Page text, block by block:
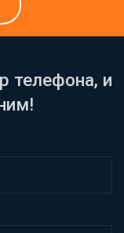
телефона, и